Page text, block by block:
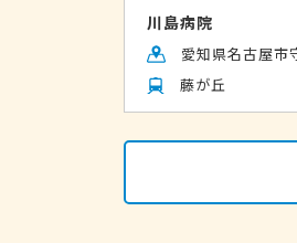
川島病院
愛知県名古屋市
藤が丘